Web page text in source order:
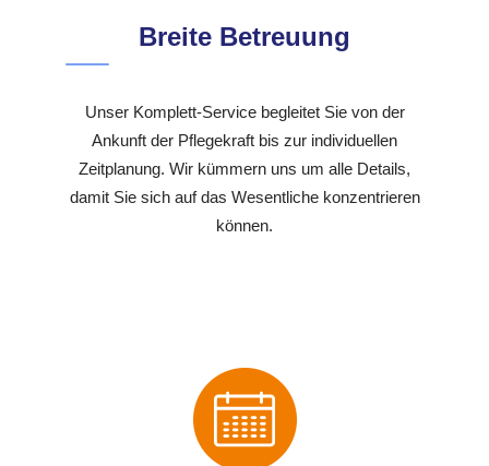
Breite Betreuung
Unser Komplett-Service begleitet Sie von der
Ankunft der Pflegekraft bis zur individuellen
Zeitplanung. Wir kümmern uns um alle Details,
damit Sie sich auf das Wesentliche konzentrieren
können.